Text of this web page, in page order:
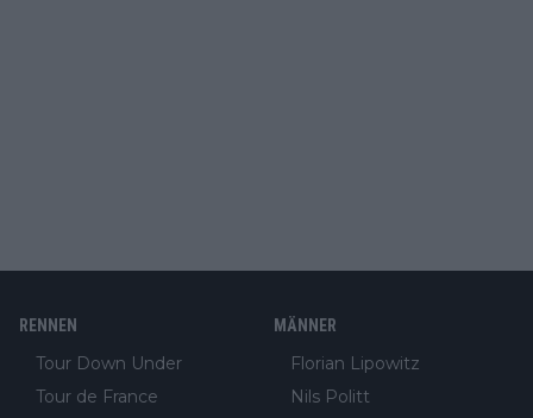
RENNEN
Tour Down Under
Tour de France
MÄNNER
Florian Lipowitz
Nils Politt